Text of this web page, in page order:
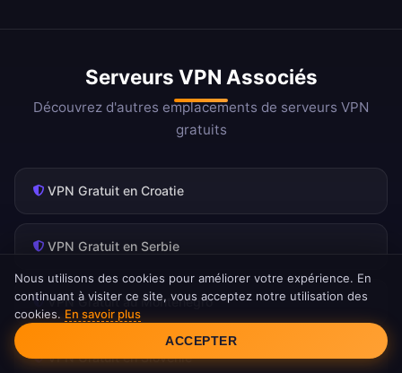
Serveurs VPN Associés
Découvrez d'autres emplacements de serveurs VPN
gratuits
VPN Gratuit en Croatie
VPN Gratuit en Serbie
VPN Gratuit au Monténégro
VPN Gratuit en Slovénie
Consentement aux cookies
Nous utilisons des cookies pour améliorer votre expérience. En
continuant à visiter ce site, vous acceptez notre utilisation des
cookies. En savoir plus
ACCEPTER